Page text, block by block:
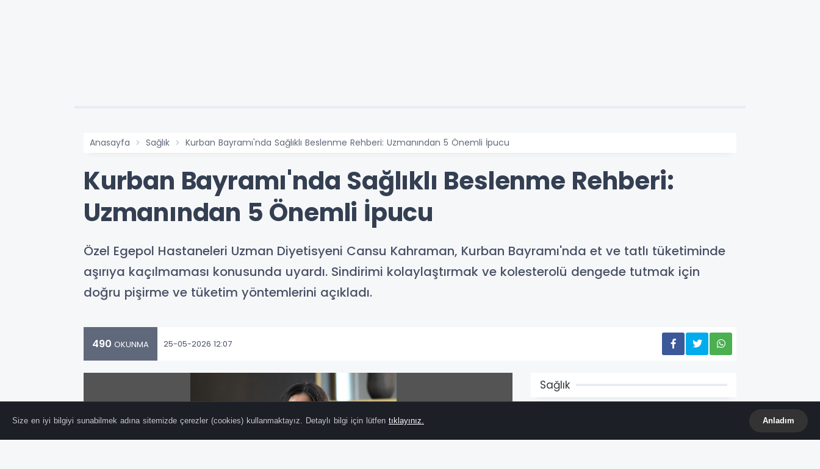
Anasayfa Sağlık Kurban Bayramı'nda Sağlıklı Beslenme Rehberi: Uzmanından 5 Önemli İpucu
Kurban Bayramı'nda Sağlıklı Beslenme Rehberi:
Uzmanından 5 Önemli İpucu
Özel Egepol Hastaneleri Uzman Diyetisyeni Cansu Kahraman, Kurban Bayramı'nda et ve tatlı tüketiminde
aşırıya kaçılmaması konusunda uyardı. Sindirimi kolaylaştırmak ve kolesterolü dengede tutmak için
doğru pişirme ve tüketim yöntemlerini açıkladı.
490 OKUNMA 25-05-2026 12:07
Sağlık
Size en iyi bilgiyi sunabilmek adına sitemizde çerezler (cookies) kullanmaktayız. Detaylı bilgi için lütfen tıklayınız. Anladım